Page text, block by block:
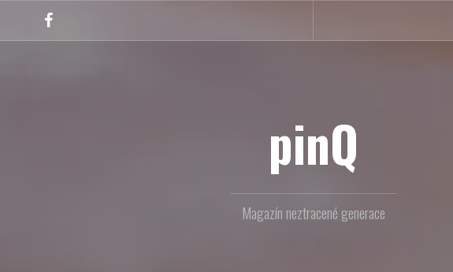
pinQ
Magazín neztracené generace